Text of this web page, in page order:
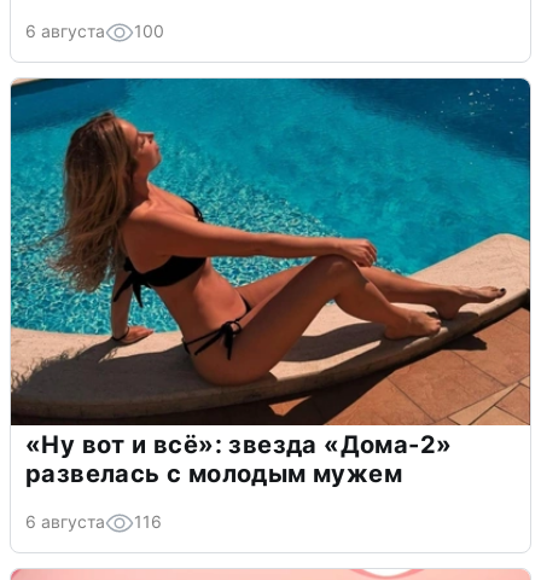
6 августа 100
«Ну вот и всё»: звезда «Дома-2»
развелась с молодым мужем
6 августа 116